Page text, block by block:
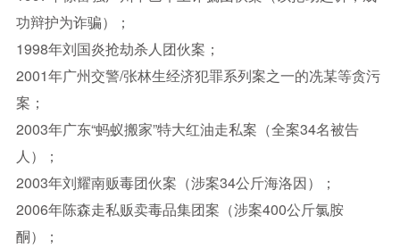
功辩护为诈骗）；
1998年刘国炎抢劫杀人团伙案；
2001年广州交警/张林生经济犯罪系列案之一的冼某等贪污
案；
2003年广东“蚂蚁搬家”特大红油走私案（全案34名被告
人）；
2003年刘耀南贩毒团伙案（涉案34公斤海洛因）；
2006年陈森走私贩卖毒品集团案（涉案400公斤氯胺
酮）；